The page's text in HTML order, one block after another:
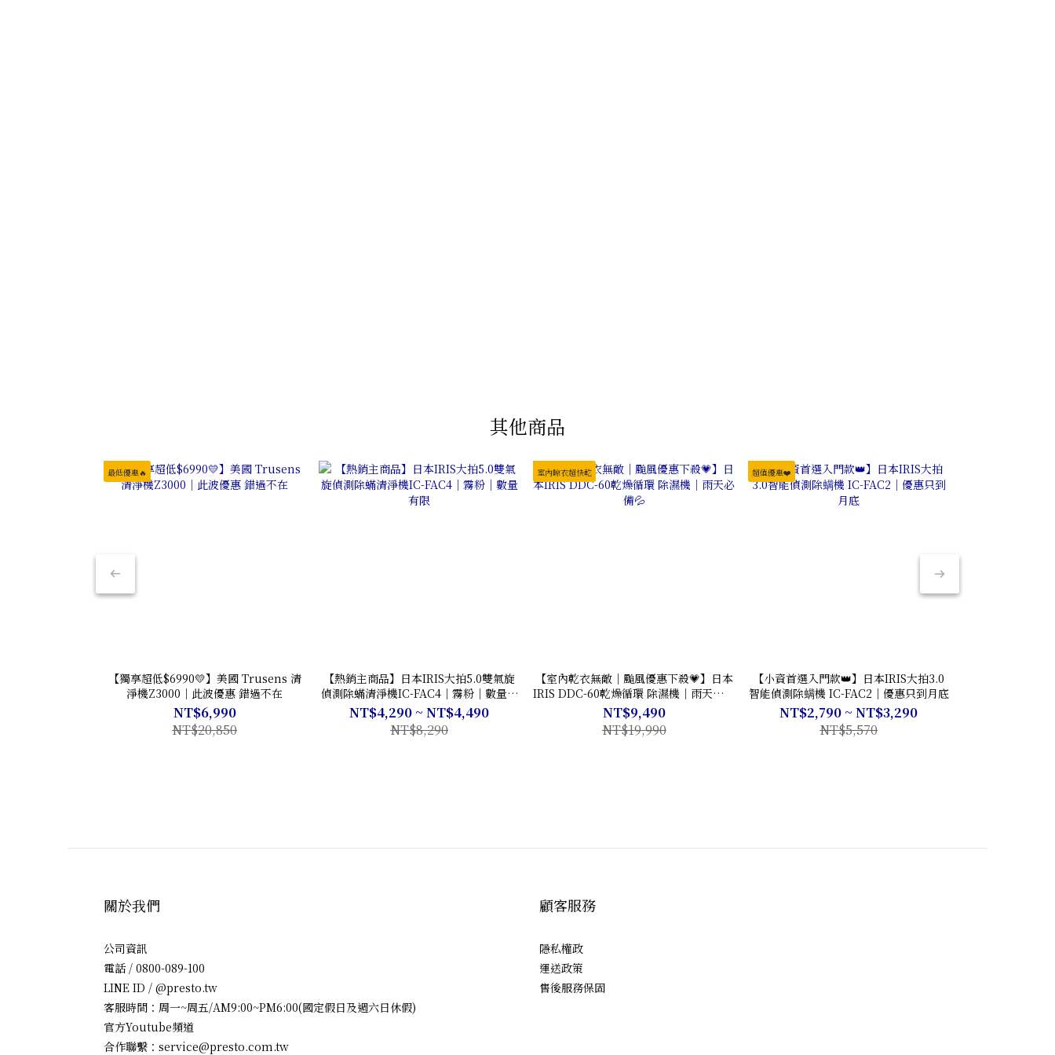
其他商品
最低優惠🔥
【獨享超低$6990💛】美國 Trusens 清
淨機Z3000｜此波優惠 錯過不在
NT$6,990
NT$20,850
【熱銷主商品】日本IRIS大拍5.0雙氣旋
偵測除蟎清淨機IC-FAC4｜霧粉｜數量有
限
NT$4,290 ~ NT$4,490
NT$8,290
室內晾衣超快乾
【室內乾衣無敵｜颱風優惠下殺💗】日本
IRIS DDC-60乾燥循環 除濕機｜雨天必備
💦
NT$9,490
NT$19,990
超值優惠❤️
【小資首選入門款👑】日本IRIS大拍3.0
智能偵測除螨機 IC-FAC2｜優惠只到月底
NT$2,790 ~ NT$3,290
NT$5,570
關於我們
公司資訊
電話 / 0800-089-100
LINE ID / @presto.tw
客服時間：周一~周五/AM9:00~PM6:00(國定假日及週六日休假)
官方Youtube頻道
合作聯繫：service@presto.com.tw
顧客服務
隱私權政
運送政策
售後服務保固